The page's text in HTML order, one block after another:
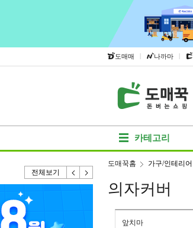
도매매 | 나까마 |
카테고리
전체보기
도매꾹홈 가구/인테리어
의자커버
앞치마